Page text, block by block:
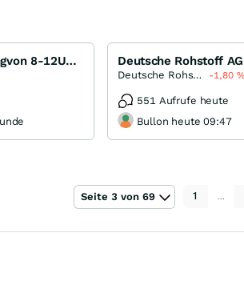
Anfänger-DAX-Daytradingvon 8-12Uhr (mit Hilfe von KI + TV + EW)
Deutsche Rohstoff -1,80%
551 Aufrufe heute
Bullon heute 09:47
1 …
Seite 3 von 69